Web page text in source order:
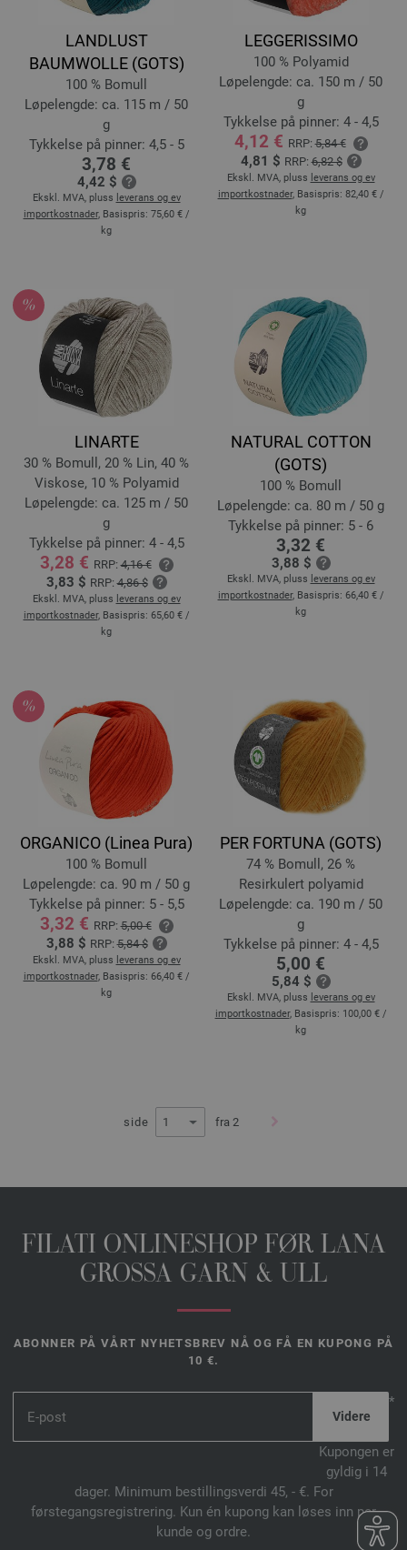
LANDLUST
BAUMWOLLE (GOTS)
100 % Bomull
Løpelengde: ca. 115 m / 50
g
Tykkelse på pinner: 4,5 - 5
3,78 €
4,42 $
Ekskl. MVA, pluss leverans og ev
importkostnader, Basispris: 75,60 € /
kg
LEGGERISSIMO
100 % Polyamid
Løpelengde: ca. 150 m / 50
g
Tykkelse på pinner: 4 - 4,5
4,12 € RRP:5,84 €
4,81 $ RRP:6,82 $
Ekskl. MVA, pluss leverans og ev
importkostnader, Basispris: 82,40 € /
kg
LINARTE
30 % Bomull, 20 % Lin, 40 %
Viskose, 10 % Polyamid
Løpelengde: ca. 125 m / 50
g
Tykkelse på pinner: 4 - 4,5
3,28 € RRP:4,16 €
3,83 $ RRP:4,86 $
Ekskl. MVA, pluss leverans og ev
importkostnader, Basispris: 65,60 € /
kg
NATURAL COTTON
(GOTS)
100 % Bomull
Løpelengde: ca. 80 m / 50 g
Tykkelse på pinner: 5 - 6
3,32 €
3,88 $
Ekskl. MVA, pluss leverans og ev
importkostnader, Basispris: 66,40 € /
kg
ORGANICO (Linea Pura)
100 % Bomull
Løpelengde: ca. 90 m / 50 g
Tykkelse på pinner: 5 - 5,5
3,32 € RRP:5,00 €
3,88 $ RRP:5,84 $
Ekskl. MVA, pluss leverans og ev
importkostnader, Basispris: 66,40 € /
kg
PER FORTUNA (GOTS)
74 % Bomull, 26 %
Resirkulert polyamid
Løpelengde: ca. 190 m / 50
g
Tykkelse på pinner: 4 - 4,5
5,00 €
5,84 $
Ekskl. MVA, pluss leverans og ev
importkostnader, Basispris: 100,00 € /
kg
side fra 2
FILATI ONLINESHOP FØR LANA
GROSSA GARN & ULL
ABONNER PÅ VÅRT NYHETSBREV NÅ OG FÅ EN KUPONG PÅ
10 €.
*
Kupongen er
gyldig i 14
dager. Minimum bestillingsverdi 45, - €. For
førstegangsregistrering. Kun én kupong kan løses inn per
kunde og ordre.